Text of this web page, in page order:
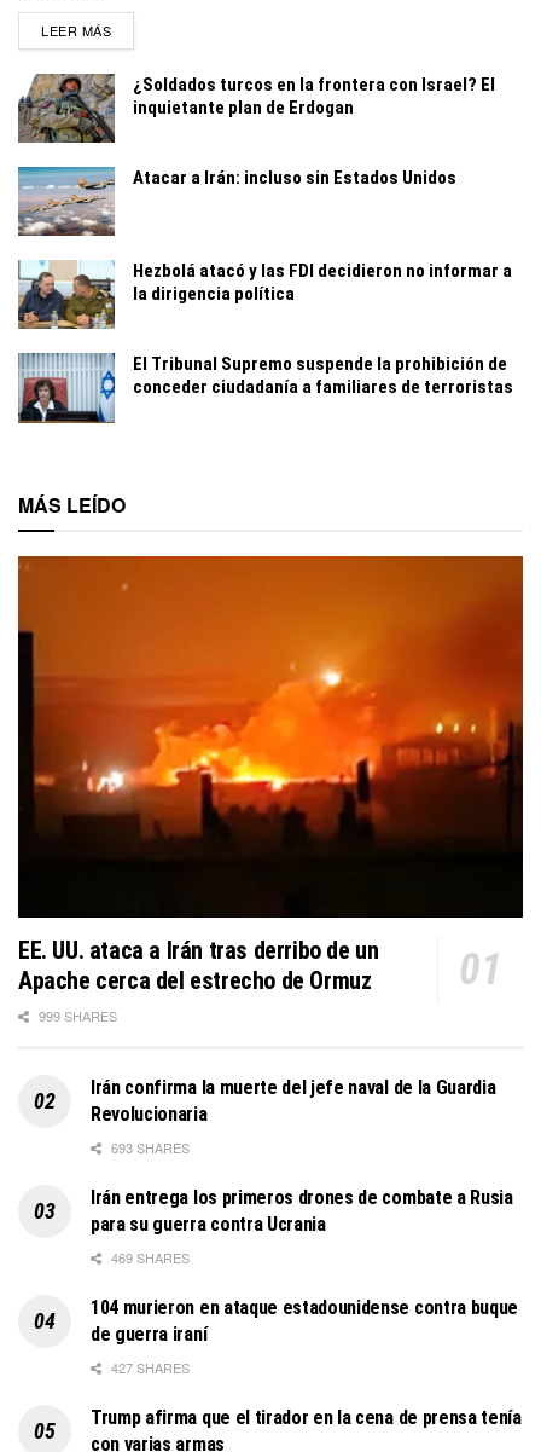
LEER MÁSDETAILS
¿Soldados turcos en la frontera con Israel? El
inquietante plan de Erdogan
Atacar a Irán: incluso sin Estados Unidos
Hezbolá atacó y las FDI decidieron no informar a
la dirigencia política
El Tribunal Supremo suspende la prohibición de
conceder ciudadanía a familiares de terroristas
MÁS LEÍDO
EE. UU. ataca a Irán tras derribo de un
Apache cerca del estrecho de Ormuz
999 SHARES
Irán confirma la muerte del jefe naval de la Guardia
Revolucionaria
693 SHARES
Irán entrega los primeros drones de combate a Rusia
para su guerra contra Ucrania
469 SHARES
104 murieron en ataque estadounidense contra buque
de guerra iraní
427 SHARES
Trump afirma que el tirador en la cena de prensa tenía
con varias armas